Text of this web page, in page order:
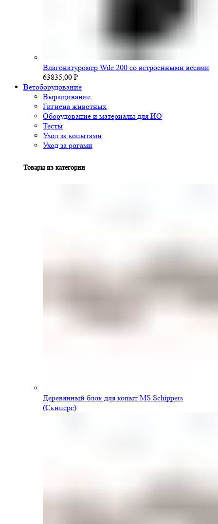
Влагонатуромер Wile 200 со встроенными весами
63835,00 ₽
Ветоборудование
Выращивание
Гигиена животных
Оборудование и материалы для ИО
Тесты
Уход за копытами
Уход за рогами
Товары из категории
Деревянный блок для копыт MS Schippers
(Скиперс)